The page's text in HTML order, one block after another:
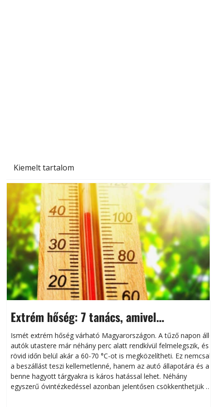
Kiemelt tartalom
Extrém hőség: 7 tanács, amivel
megóvhatjuk autónkat a nyári károktól
Ismét extrém hőség várható Magyarországon. A tűző napon álló
autók utastere már néhány perc alatt rendkívül felmelegszik, és
rövid időn belül akár a 60-70 °C-ot is megközelítheti. Ez nemcsak
a beszállást teszi kellemetlenné, hanem az autó állapotára és a
benne hagyott tárgyakra is káros hatással lehet. Néhány
egyszerű óvintézkedéssel azonban jelentősen csökkenthetjük a